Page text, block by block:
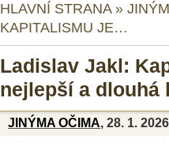
HLAVNÍ STRANA»
KAPITALISMU JE…
Ladislav Jakl:
nejlepší a dlouhá
JINÝMA OČIMA, 28. 1. 2026